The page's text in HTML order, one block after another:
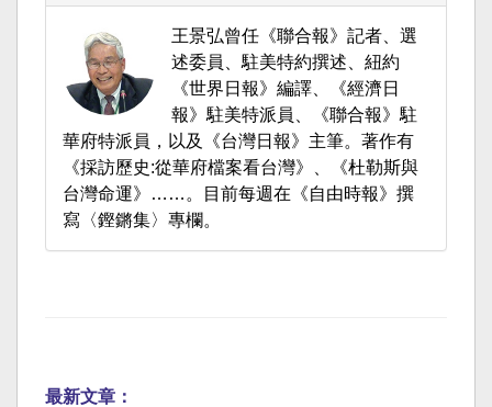
王景弘曾任《聯合報》記者、選
述委員、駐美特約撰述、紐約
《世界日報》編譯、《經濟日
報》駐美特派員、《聯合報》駐
華府特派員，以及《台灣日報》主筆。著作有
《採訪歷史:從華府檔案看台灣》、《杜勒斯與
台灣命運》……。目前每週在《自由時報》撰
寫〈鏗鏘集〉專欄。
最新文章：